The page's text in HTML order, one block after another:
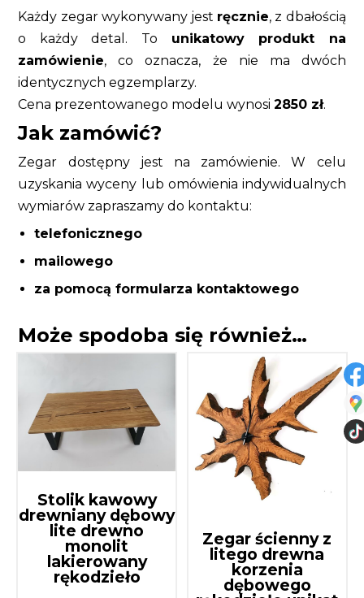
Każdy zegar wykonywany jest ręcznie, z dbałością
o każdy detal. To unikatowy produkt na
zamówienie, co oznacza, że nie ma dwóch
identycznych egzemplarzy.
Cena prezentowanego modelu wynosi2850 zł.
Jak zamówić?
Zegar dostępny jest na zamówienie. W celu
uzyskania wyceny lub omówienia indywidualnych
wymiarów zapraszamy do kontaktu:
telefonicznego
mailowego
za pomocą formularza kontaktowego
Może spodoba się również…
Stolik kawowy
drewniany dębowy
lite drewno
monolit
lakierowany
rękodzieło
Zegar ścienny z
litego drewna
korzenia
dębowego